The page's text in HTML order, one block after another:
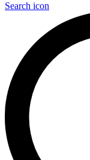
Search icon